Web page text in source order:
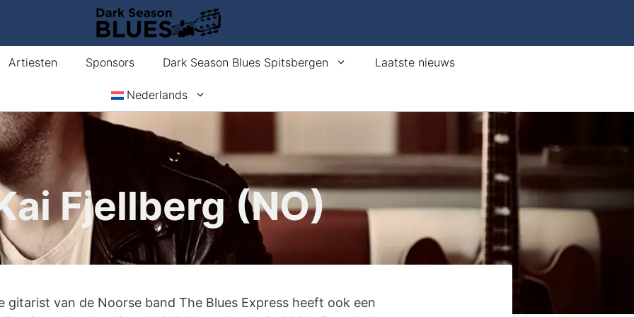
Artiesten Sponsors Dark Season Blues Spitsbergen Laatste nieuws
Nederlands
Fjellberg (NO)
gitarist van de Noorse band The Blues Express heeft ook een